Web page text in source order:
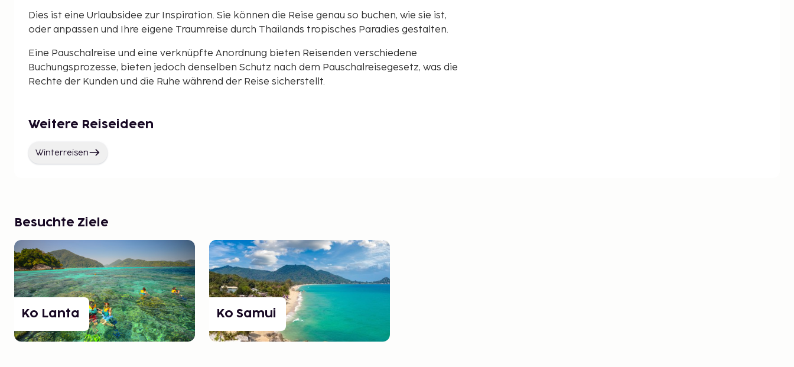
Dies ist eine Urlaubsidee zur Inspiration. Sie können die Reise genau so buchen, wie sie ist,
oder anpassen und Ihre eigene Traumreise durch Thailands tropisches Paradies gestalten.
Eine Pauschalreise und eine verknüpfte Anordnung bieten Reisenden verschiedene
Buchungsprozesse, bieten jedoch denselben Schutz nach dem Pauschalreisegesetz, was die
Rechte der Kunden und die Ruhe während der Reise sicherstellt.
Weitere Reiseideen
Winterreisen
Besuchte Ziele
Ko Lanta Ko Samui